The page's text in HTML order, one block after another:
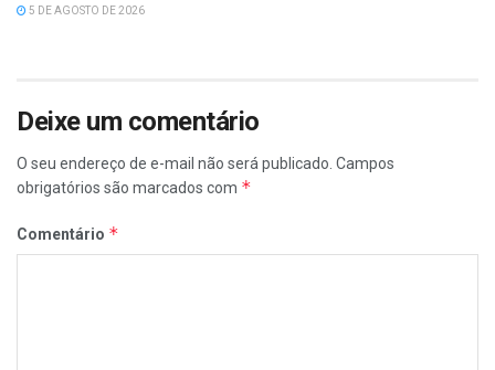
5 DE AGOSTO DE 2026
Deixe um comentário
O seu endereço de e-mail não será publicado. Campos
obrigatórios são marcados com *
Comentário *